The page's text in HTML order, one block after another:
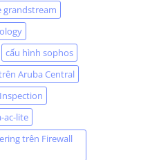
grandstream
cấu hình sophos
Aruba Central
ac-lite
trên Firewall